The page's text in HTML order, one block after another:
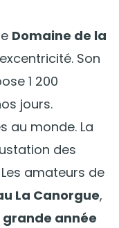
Domaine de la
Son
1 200
jours.
au monde. La
des
amateurs de
La Canorgue,
grande année